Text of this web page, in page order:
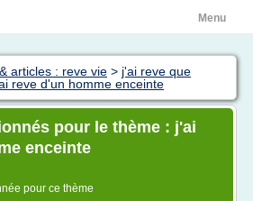
Menu
articles : reve vie > j'ai reve que
reve d'un homme enceinte
pour le thème : j'ai
enceinte
pour ce thème